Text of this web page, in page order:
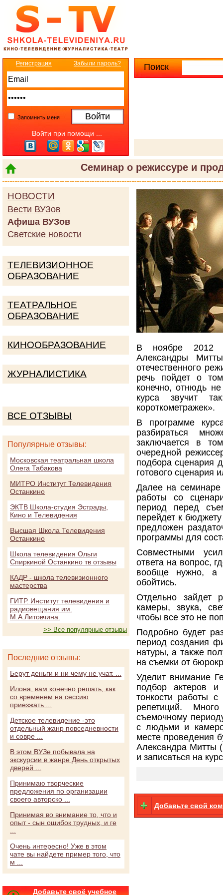
Поиск
Семинар о режиссуре и
Регистрация Забыли пароль?
Запомнить меня
Войти при помощи ...
В ноябре 2012
Александры
отечественного
речь пойдет о
конечно, отнюдь
курса звучит
короткометражек».
В программе
разбираться
заключается в
очередной
подбора сценария
готового сценария
Далее на семинаре
работы со
период перед
перейдет к
предложен
программы для
Совместными
ответа на вопрос,
вообще нужно,
обойтись.
Отдельно зайдет
камеры, звука,
чтобы все это не
Подробно будет
период создания
натуры, а также
на съемки от
Уделит внимание
подбор актеров
тонкости работы с
репетиций.
съемочному
с людьми и
месте проведения
Александра Митты
и записаться на
Добавьте свой
НОВОСТИ
Вести ВУЗов
Афиша ВУЗов
Светские новости
ТЕЛЕВИЗИОННОЕ
ОБРАЗОВАНИЕ
ТЕАТРАЛЬНОЕ
ОБРАЗОВАНИЕ
КИНООБРАЗОВАНИЕ
ЖУРНАЛИСТИКА
ВСЕ ОТЗЫВЫ
Популярные отзывы:
Московская театральная школа
Олега Табакова
МИТРО Институт Телевидения
Останкино
ЭКТВ Школа-студия Эстрады,
Кино и Телевидения
Высшая Школа Телевидения
Останкино
Школа телевидения Ольги
Спиркиной Останкино тв отзывы
КАДР - школа телевизионного
мастерства
ГИТР. Институт телевидения и
радиовещания им.
М.А.Литовчина.
>> Все популярные отзывы
Последние отзывы:
Берут деньги и ни чему не учат. ...
Илона, вам конечно решать, как
со временем на сессию
приезжать ...
Детское телевидение -это
отдельный жанр повседневности
и совре ...
В этом ВУЗе побывала на
экскурсии в жанре День открытых
дверей ...
Принимаю творческие
предложения по организации
своего авторско ...
Принимая во внимание то, что и
опыт - сын ошибок трудных, и ге
Очень интересно! Уже в этом
чате вы найдете пример того, что
м ...
Добавьте своё учебное